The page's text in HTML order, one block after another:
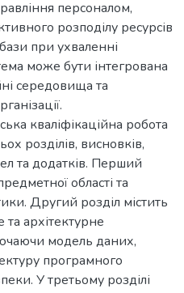
персоналом,
розподілу ресурсів
при ухваленні
може бути інтегрована
середовища та
кваліфікаційна робота
розділів, висновків,
та додатків. Перший
області та
Другий розділ містить
архітектурне
модель даних,
програмного
У третьому розділі